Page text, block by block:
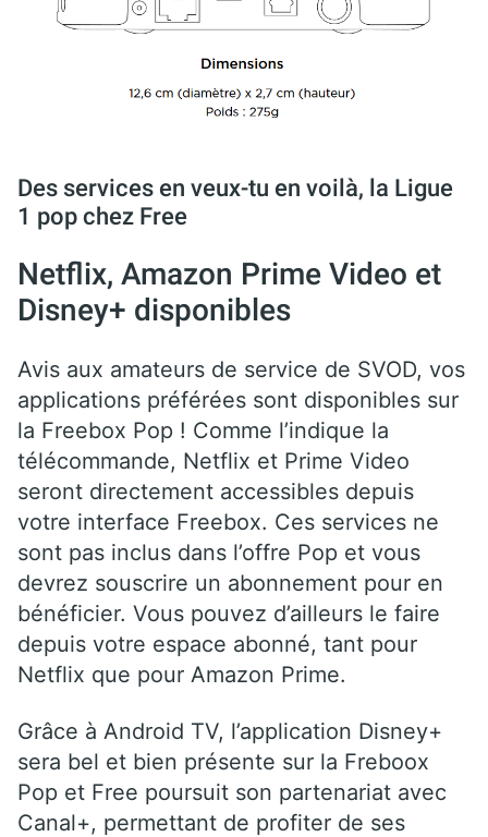
Des services en veux-tu en voilà, la Ligue
1 pop chez Free
Netflix, Amazon Prime Video et
Disney+ disponibles
Avis aux amateurs de service de SVOD, vos
applications préférées sont disponibles sur
la Freebox Pop ! Comme l’indique la
télécommande, Netflix et Prime Video
seront directement accessibles depuis
votre interface Freebox. Ces services ne
sont pas inclus dans l’offre Pop et vous
devrez souscrire un abonnement pour en
bénéficier. Vous pouvez d’ailleurs le faire
depuis votre espace abonné, tant pour
Netflix que pour Amazon Prime.
Grâce à Android TV, l’application Disney+
sera bel et bien présente sur la Freboox
Pop et Free poursuit son partenariat avec
Canal+, permettant de profiter de ses